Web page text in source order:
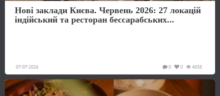
Нові заклади Києва. Червень 2026: 27 локацій
індійський та ресторан бессарабських...
07-07-2026 4838
0
0